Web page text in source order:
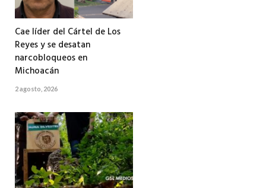
Cae líder del Cártel de Los
Reyes y se desatan
narcobloqueos en
Michoacán
2 agosto, 2026